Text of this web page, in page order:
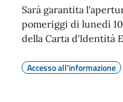
Sarà garantita
pomeriggi di lunedì
della Carta d'Identità
Accesso all'informazione